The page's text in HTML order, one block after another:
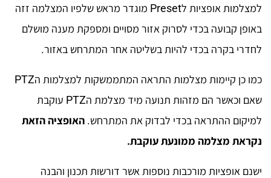
למצלמות אופציות לPreset מוגדר מראש שלפיו המצלמה זזה
באופן קבועה בכדי לסרוק אזור מסויים ומספקת מענה מושלם
לחדרי בקרה בכדי להיות בשליטה אחר המתרחש באזור.
כמו כן קיימות מצלמות התראה המתממשקות למצלמות הPTZ
שאם וכאשר הם מזהות תנועה מיד מצלמת הPTZ עוקבת
למיקום ההתראה בכדי לבדוק את המתרחש. האופציה הזאת
נקראת מצלמה ממונעת עוקבת.
ישנם אופציות מורכבות נוספות אשר דורשות תכנון והבנה